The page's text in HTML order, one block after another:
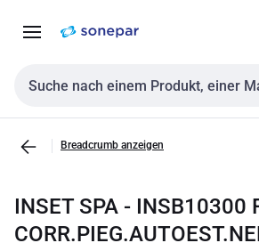
NavigationInhalt
Sucheingabe
Breadcrumb anzeigen
INSET SPA - INSB10300